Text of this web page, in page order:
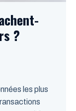
?
les plus